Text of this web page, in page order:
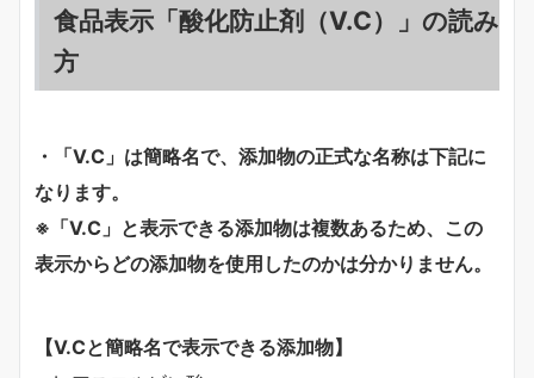
食品表示「酸化防止剤（V.C）」の読み
方
・「V.C」は簡略名で、添加物の正式な名称は下記に
なります。
※「V.C」と表示できる添加物は複数あるため、この
表示からどの添加物を使用したのかは分かりません。
【V.Cと簡略名で表示できる添加物】